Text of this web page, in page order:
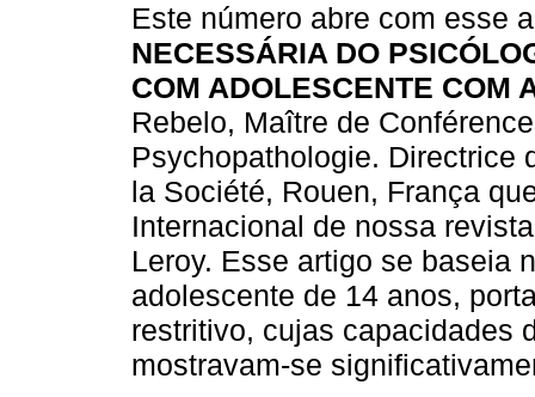
Este número abre com esse
NECESSÁRIA DO
COM ADOLESCENTE COM
Rebelo, Maître de
Psychopathologie. Directrice
la Société, Rouen, França
Internacional de nossa
Leroy. Esse artigo se baseia
adolescente de 14 anos,
restritivo, cujas capacidades
mostravam-se